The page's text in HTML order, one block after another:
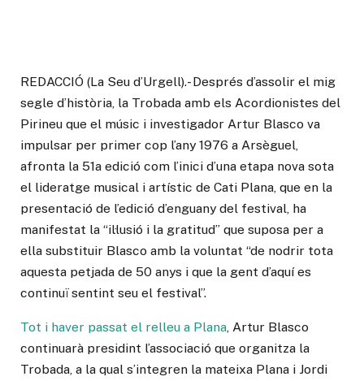
REDACCIÓ (La Seu d’Urgell).- Després d’assolir el mig
segle d’història, la Trobada amb els Acordionistes del
Pirineu que el músic i investigador Artur Blasco va
impulsar per primer cop l’any 1976 a Arsèguel,
afronta la 51a edició com l’inici d’una etapa nova sota
el lideratge musical i artístic de Cati Plana, que en la
presentació de l’edició d’enguany del festival, ha
manifestat la “il·lusió i la gratitud” que suposa per a
ella substituir Blasco amb la voluntat “de nodrir tota
aquesta petjada de 50 anys i que la gent d’aquí es
continuï sentint seu el festival”.
Tot i haver passat el relleu a Plana , Artur Blasco
continuarà presidint l’associació que organitza la
Trobada, a la qual s’integren la mateixa Plana i Jordi